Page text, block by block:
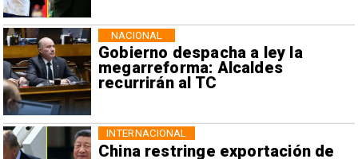
Gobierno despacha a ley la
megarreforma: Alcaldes
recurrirán al TC
NACIONAL
China restringe exportación de
INTERNACIONAL